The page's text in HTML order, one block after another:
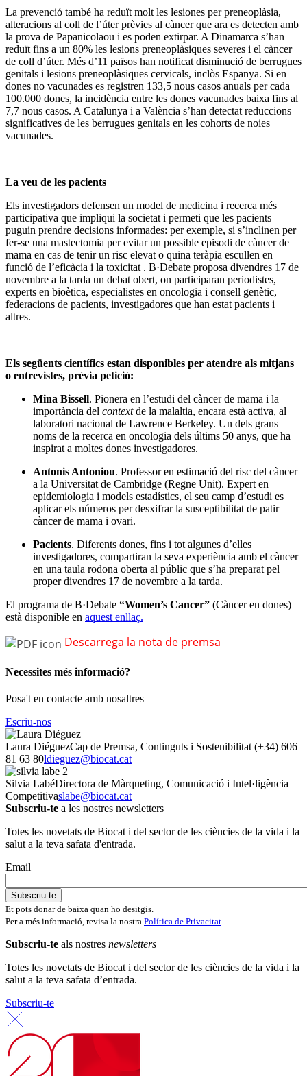
La prevenció també ha reduït molt les lesiones per preneoplàsia,
alteracions al coll de l’úter prèvies al càncer que ara es detecten amb
la prova de Papanicolaou i es poden extirpar. A Dinamarca s’han
reduït fins a un 80% les lesions preneoplàsiques severes i el càncer
de coll d’úter. Més d’11 països han notificat disminució de berrugues
genitals i lesions preneoplàsiques cervicals, inclòs Espanya. Si en
dones no vacunades es registren 133,5 nous casos anuals per cada
100.000 dones, la incidència entre les dones vacunades baixa fins al
7,7 nous casos. A Catalunya i a València s’han detectat reduccions
significatives de les berrugues genitals en les cohorts de noies
vacunades.
La veu de les pacients
Els investigadors defensen un model de medicina i recerca més
participativa que impliqui la societat i permeti que les pacients
puguin prendre decisions informades: per exemple, si s’inclinen per
fer-se una mastectomia per evitar un possible episodi de càncer de
mama en cas de tenir un risc elevat o quina teràpia escullen en
funció de l’eficàcia i la toxicitat . B·Debate proposa divendres 17 de
novembre a la tarda un debat obert, on participaran periodistes,
experts en bioètica, especialistes en oncologia i consell genètic,
federacions de pacients, investigadores que han estat pacients i
altres.
Els següents científics estan disponibles per atendre als mitjans
o entrevistes, prèvia petició:
Mina Bissell. Pionera en l’estudi del càncer de mama i la
importància del contextde la malaltia, encara està activa, al
laboratori nacional de Lawrence Berkeley. Un dels grans
noms de la recerca en oncologia dels últims 50 anys, que ha
inspirat a moltes dones investigadores.
Antonis Antoniou. Professor en estimació del risc del càncer
a la Universitat de Cambridge (Regne Unit). Expert en
epidemiologia i models estadístics, el seu camp d’estudi es
aplicar els números per desxifrar la susceptibilitat de patir
càncer de mama i ovari.
Pacients. Diferents dones, fins i tot algunes d’elles
investigadores, compartiran la seva experiència amb el càncer
en una taula rodona oberta al públic que s’ha preparat pel
proper divendres 17 de novembre a la tarda.
El programa de B·Debate “Women’s Cancer” (Càncer en dones)
està disponible en aquest enllaç.
Descarrega la nota de premsa
Necessites més informació?
Posa't en contacte amb nosaltres
Escriu-nos
Laura DiéguezCap de Premsa, Continguts i Sostenibilitat (+34) 606
81 63 80ldieguez@biocat.cat
Silvia LabéDirectora de Màrqueting, Comunicació i Intel·ligència
Competitivaslabe@biocat.cat
Subscriu-te a les nostres newsletters
Totes les novetats de Biocat i del sector de les ciències de la vida i la
salut a la teva safata d'entrada.
Email
Et pots donar de baixa quan ho desitgis.
Per a més informació, revisa la nostra Política de Privacitat.
Subscriu-te als nostres newsletters
Totes les novetats de Biocat i del sector de les ciències de la vida i la
salut a la teva safata d’entrada.
Subscriu-te